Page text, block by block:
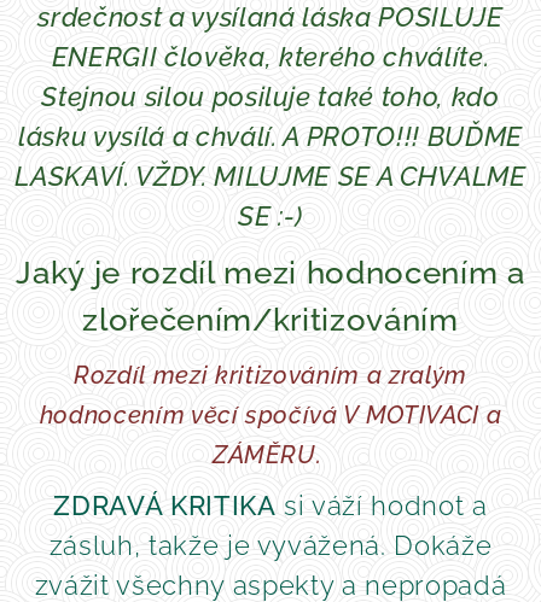
srdečnost a vysílaná láska POSILUJE
ENERGII člověka, kterého chválíte.
Stejnou silou posiluje také toho, kdo
lásku vysílá a chválí. A PROTO!!! BUĎME
LASKAVÍ. VŽDY. MILUJME SE A CHVALME
SE :-)
Jaký je rozdíl mezi hodnocením a
zlořečením/kritizováním
Rozdíl mezi kritizováním a zralým
hodnocením věcí spočívá V MOTIVACI a
ZÁMĚRU.
ZDRAVÁ KRITIKA si váží hodnot a
zásluh, takže je vyvážená. Dokáže
zvážit všechny aspekty a nepropadá